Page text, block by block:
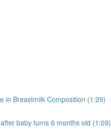
in Breastmilk Composition (1:29)
baby turns 6 months old (1:09)